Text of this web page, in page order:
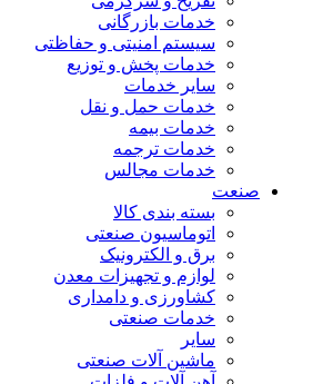
خدمات بازرگانی
سیستم امنیتی و حفاظتی
خدمات پخش و توزیع
سایر خدمات
خدمات حمل و نقل
خدمات بیمه
خدمات ترجمه
خدمات مجالس
صنعت
بسته بندی کالا
اتوماسیون صنعتی
برق و الکترونیک
لوازم و تجهیزات معدن
کشاورزی و دامداری
خدمات صنعتی
سایر
ماشین آلات صنعتی